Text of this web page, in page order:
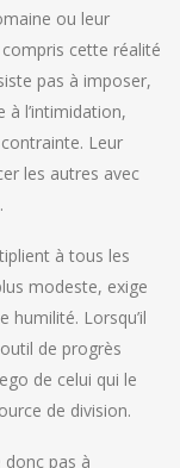
ou leur
cette réalité
pas à imposer,
à l’intimidation,
Leur
les autres avec
à tous les
modeste, exige
humilité. Lorsqu’il
de progrès
de celui qui le
de division.
donc pas à